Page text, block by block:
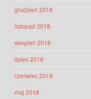
grudzień 2018
listopad 2018
sierpień 2018
lipiec 2018
czerwiec 2018
maj 2018